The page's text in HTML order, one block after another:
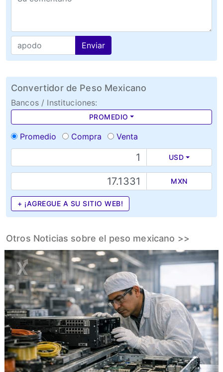
Enviar
Convertidor de Peso Mexicano
Bancos / Instituciones:
PROMEDIO
Promedio Compra Venta
USD
MXN
+ ¡AGREGUE A SU SITIO WEB!
Otros Noticias sobre el peso mexicano >>